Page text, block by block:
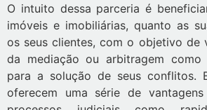
O intuito dessa parceria é
imóveis e imobiliárias, quanto as
os seus clientes, com o objetivo de
da mediação ou arbitragem como
para a solução de seus conflitos.
oferecem uma série de